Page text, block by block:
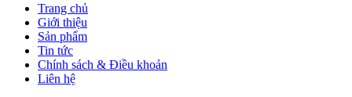
Trang chủ
Giới thiệu
Sản phẩm
Tin tức
Chính sách & Điều khoản
Liên hệ